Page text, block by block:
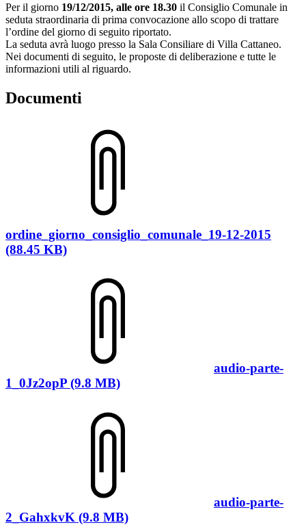
Per il giorno 19/12/2015, alle ore 18.30 il Consiglio Comunale in
seduta straordinaria di prima convocazione allo scopo di trattare
l’ordine del giorno di seguito riportato.
La seduta avrà luogo presso la Sala Consiliare di Villa Cattaneo.
Nei documenti di seguito, le proposte di deliberazione e tutte le
informazioni utili al riguardo.
Documenti
ordine_giorno_consiglio_comunale_19-12-2015
(88.45 KB)
audio-parte-
1_0Jz2opP (9.8 MB)
audio-parte-
2_GahxkvK (9.8 MB)